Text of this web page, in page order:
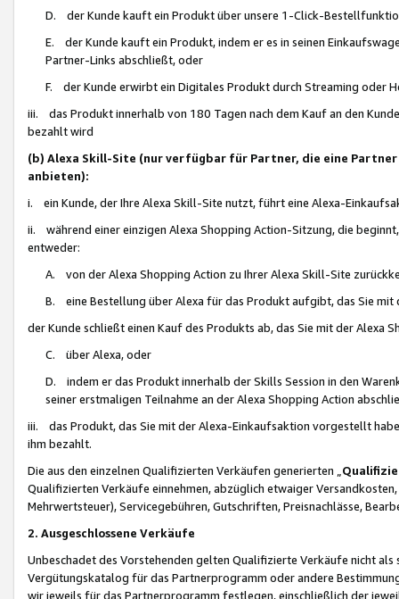
D. der Kunde kauft ein Produkt über unsere 1-Click-
E. der Kunde kauft ein Produkt, indem er es in seinen
Partner-Links abschließt, oder
F. der Kunde erwirbt ein Digitales Produkt durch Streaming oder
iii. das Produkt innerhalb von 180 Tagen nach dem Kauf an den
bezahlt wird
(b) Alexa Skill-Site (nur verfügbar für Partner, die eine
anbieten):
i. ein Kunde, der Ihre Alexa Skill-Site nutzt, führt eine Alexa-
ii. während einer einzigen Alexa Shopping Action-Sitzung, die
entweder:
A. von der Alexa Shopping Action zu Ihrer Alexa Skill-Site
B. eine Bestellung über Alexa für das Produkt aufgibt, das Sie mit
der Kunde schließt einen Kauf des Produkts ab, das Sie mit der Alexa
C. über Alexa, oder
D. indem er das Produkt innerhalb der Skills Session in den
seiner erstmaligen Teilnahme an der Alexa Shopping Action
iii. das Produkt, das Sie mit der Alexa-Einkaufsaktion vorgestellt
ihm bezahlt.
Die aus den einzelnen Qualifizierten Verkäufen generierten „
Qualifizierten Verkäufe einnehmen, abzüglich etwaiger
Mehrwertsteuer), Servicegebühren, Gutschriften, Preisnachlässe,
2. Ausgeschlossene Verkäufe
Unbeschadet des Vorstehenden gelten Qualifizierte Verkäufe nicht
Vergütungskatalog für das Partnerprogramm oder andere
wir jeweils für das Partnerprogramm festlegen, einschließlich der